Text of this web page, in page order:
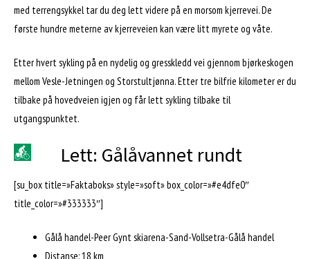
med terrengsykkel tar du deg lett videre på en morsom kjerrevei. De
første hundre meterne av kjerreveien kan være litt myrete og våte.
Etter hvert sykling på en nydelig og gresskledd vei gjennom bjørkeskogen
mellom Vesle-Jetningen og Storstultjønna. Etter tre bilfrie kilometer er du
tilbake på hovedveien igjen og får lett sykling tilbake til
utgangspunktet.
Lett: Gålåvannet rundt
[su_box title=»Faktaboks» style=»soft» box_color=»#e4dfe0″
title_color=»#333333″]
Gålå handel-Peer Gynt skiarena-Sand-Vollsetra-Gålå handel
Distanse: 18 km